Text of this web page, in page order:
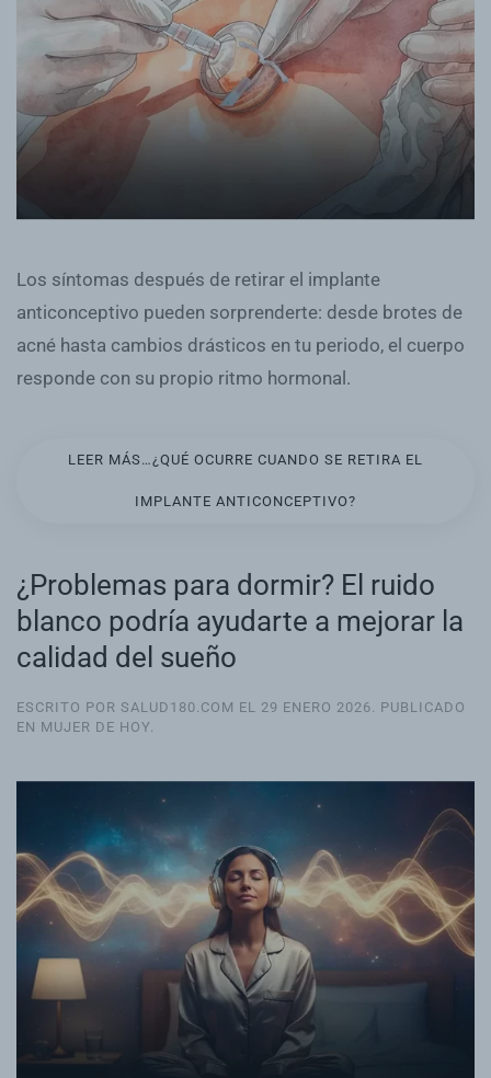
Los síntomas después de retirar el implante
anticonceptivo pueden sorprenderte: desde brotes de
acné hasta cambios drásticos en tu periodo, el cuerpo
responde con su propio ritmo hormonal.
LEER MÁS…¿QUÉ OCURRE CUANDO SE RETIRA EL
IMPLANTE ANTICONCEPTIVO?
¿Problemas para dormir? El ruido
blanco podría ayudarte a mejorar la
calidad del sueño
ESCRITO POR SALUD180.COM EL 29 ENERO 2026 . PUBLICADO
EN MUJER DE HOY